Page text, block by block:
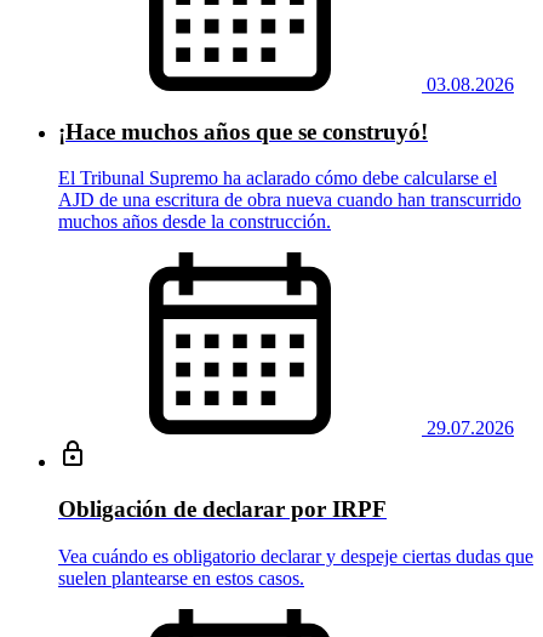
03.08.2026
¡Hace muchos años que se construyó!
El Tribunal Supremo ha aclarado cómo debe calcularse el
AJD de una escritura de obra nueva cuando han transcurrido
muchos años desde la construcción.
29.07.2026
Obligación de declarar por IRPF
Vea cuándo es obligatorio declarar y despeje ciertas dudas que
suelen plantearse en estos casos.